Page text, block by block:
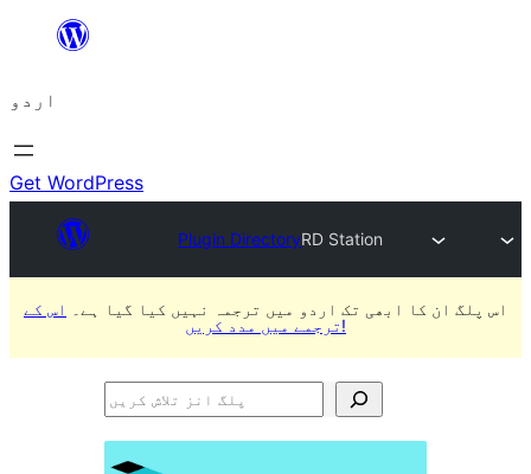
چھوڑیں
پر
جائیں
اردو
Get WordPress
Plugin DirectoryRD Station
اس پلگ ان کا ابھی تک اردو میں ترجمہ نہیں کیا گیا ہے۔
اس کے
ترجمے میں مدد کریں!
پلگ
تلاش